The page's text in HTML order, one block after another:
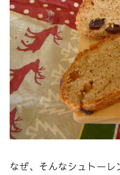
なぜ、そんなシュトー